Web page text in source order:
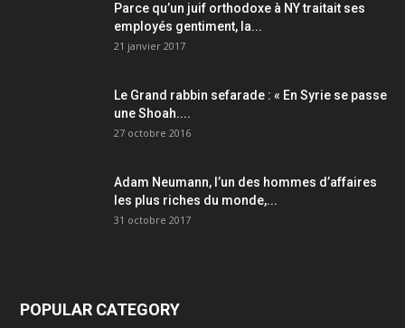
Parce qu’un juif orthodoxe à NY traitait ses
employés gentiment, la...
21 janvier 2017
Le Grand rabbin sefarade : « En Syrie se passe
une Shoah....
27 octobre 2016
Adam Neumann, l’un des hommes d’affaires
les plus riches du monde,...
31 octobre 2017
POPULAR CATEGORY